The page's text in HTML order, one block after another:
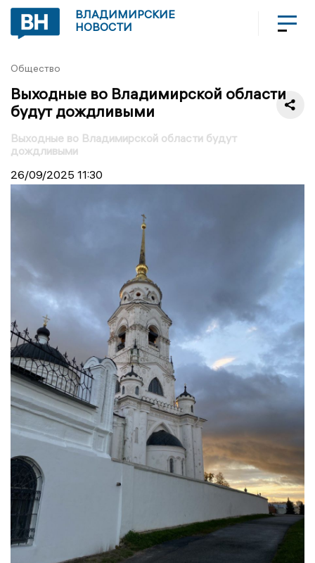
ВЛАДИМИРСКИЕ
НОВОСТИ
Общество
Выходные во Владимирской области
будут дождливыми
Выходные во Владимирской области будут
дождливыми
26/09/2025 11:30